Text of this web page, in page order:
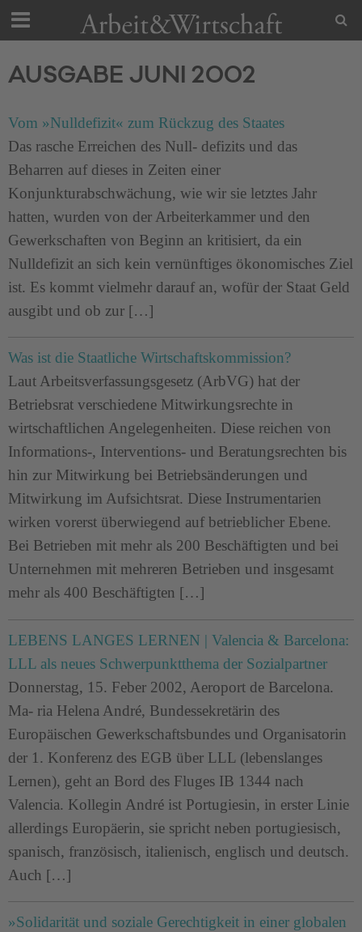
AUSGABE JUNI 2002
Vom »Nulldefizit« zum Rückzug des Staates
Das rasche Erreichen des Null- defizits und das
Beharren auf dieses in Zeiten einer
Konjunkturabschwächung, wie wir sie letztes Jahr
hatten, wurden von der Arbeiterkammer und den
Gewerkschaften von Beginn an kritisiert, da ein
Nulldefizit an sich kein vernünftiges ökonomisches Ziel
ist. Es kommt vielmehr darauf an, wofür der Staat Geld
ausgibt und ob zur […]
Was ist die Staatliche Wirtschaftskommission?
Laut Arbeitsverfassungsgesetz (ArbVG) hat der
Betriebsrat verschiedene Mitwirkungsrechte in
wirtschaftlichen Angelegenheiten. Diese reichen von
Informations-, Interventions- und Beratungsrechten bis
hin zur Mitwirkung bei Betriebsänderungen und
Mitwirkung im Aufsichtsrat. Diese Instrumentarien
wirken vorerst überwiegend auf betrieblicher Ebene.
Bei Betrieben mit mehr als 200 Beschäftigten und bei
Unternehmen mit mehreren Betrieben und insgesamt
mehr als 400 Beschäftigten […]
LEBENS LANGES LERNEN | Valencia & Barcelona:
LLL als neues Schwerpunktthema der Sozialpartner
Donnerstag, 15. Feber 2002, Aeroport de Barcelona.
Ma- ria Helena André, Bundessekretärin des
Europäischen Gewerkschaftsbundes und Organisatorin
der 1. Konferenz des EGB über LLL (lebenslanges
Lernen), geht an Bord des Fluges IB 1344 nach
Valencia. Kollegin André ist Portugiesin, in erster Linie
allerdings Europäerin, sie spricht neben portugiesisch,
spanisch, französisch, italienisch, englisch und deutsch.
Auch […]
»Solidarität und soziale Gerechtigkeit in einer globalen